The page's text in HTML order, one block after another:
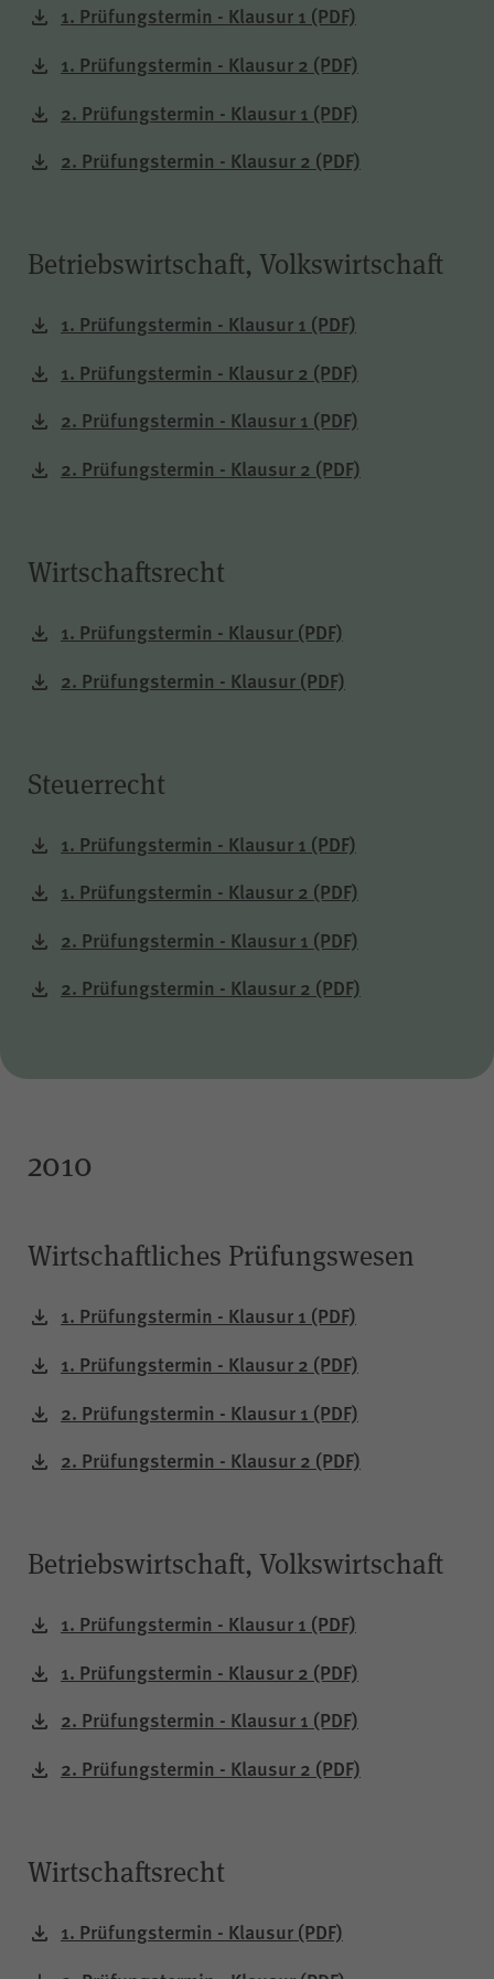
1. Prüfungstermin - Klausur 1 (PDF)
1. Prüfungstermin - Klausur 2 (PDF)
2. Prüfungstermin - Klausur 1 (PDF)
2. Prüfungstermin - Klausur 2 (PDF)
Betriebswirtschaft, Volkswirtschaft
1. Prüfungstermin - Klausur 1 (PDF)
1. Prüfungstermin - Klausur 2 (PDF)
2. Prüfungstermin - Klausur 1 (PDF)
2. Prüfungstermin - Klausur 2 (PDF)
Wirtschaftsrecht
1. Prüfungstermin - Klausur (PDF)
2. Prüfungstermin - Klausur (PDF)
Steuerrecht
1. Prüfungstermin - Klausur 1 (PDF)
1. Prüfungstermin - Klausur 2 (PDF)
2. Prüfungstermin - Klausur 1 (PDF)
2. Prüfungstermin - Klausur 2 (PDF)
2010
Wirtschaftliches Prüfungswesen
1. Prüfungstermin - Klausur 1 (PDF)
1. Prüfungstermin - Klausur 2 (PDF)
2. Prüfungstermin - Klausur 1 (PDF)
2. Prüfungstermin - Klausur 2 (PDF)
Betriebswirtschaft, Volkswirtschaft
1. Prüfungstermin - Klausur 1 (PDF)
1. Prüfungstermin - Klausur 2 (PDF)
2. Prüfungstermin - Klausur 1 (PDF)
2. Prüfungstermin - Klausur 2 (PDF)
Wirtschaftsrecht
1. Prüfungstermin - Klausur (PDF)
Anbieter WPK
Mitgliederbereich „Meine
Speichern und Wiederherstellen
einer genauen Scroll-Position
auf bestimmten Seiten innerhalb
des Mitgliederbereichs.